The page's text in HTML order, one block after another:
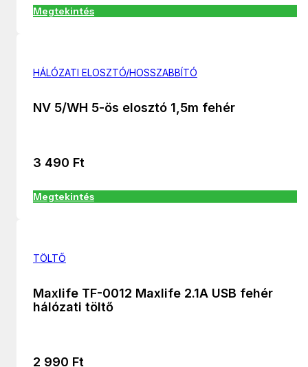
Megtekintés
HÁLÓZATI ELOSZTÓ/HOSSZABBÍTÓ
NV 5/WH 5-ös elosztó 1,5m fehér
3 490 Ft
Megtekintés
TÖLTŐ
Maxlife TF-0012 Maxlife 2.1A USB fehér
hálózati töltő
2 990 Ft